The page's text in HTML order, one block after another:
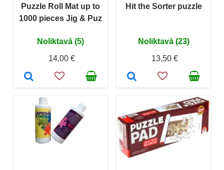
Puzzle Roll Mat up to
1000 pieces Jig & Puz
Noliktavā (5)
14,00 €
Hit the Sorter puzzle
Noliktavā (23)
13,50 €